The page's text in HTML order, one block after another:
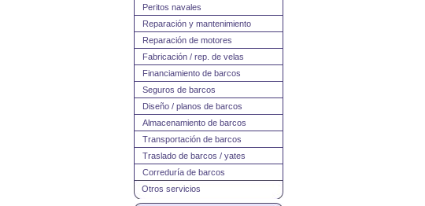
Peritos navales
Reparación y mantenimiento
Reparación de motores
Fabricación / rep. de velas
Financiamiento de barcos
Seguros de barcos
Diseño / planos de barcos
Almacenamiento de barcos
Transportación de barcos
Traslado de barcos / yates
Correduría de barcos
Otros servicios